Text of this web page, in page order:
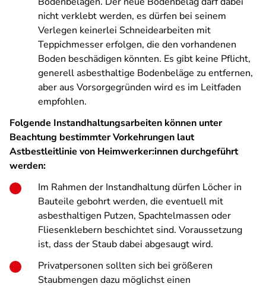
nicht verklebt werden, es dürfen bei seinem
Verlegen keinerlei Schneidearbeiten mit
Teppichmesser erfolgen, die den vorhandenen
Boden beschädigen könnten. Es gibt keine Pflicht,
generell asbesthaltige Bodenbeläge zu entfernen,
aber aus Vorsorgegründen wird es im Leitfaden
empfohlen.
Folgende Instandhaltungsarbeiten können unter
Beachtung bestimmter Vorkehrungen laut
Astbestleitlinie von Heimwerker:innen durchgeführt
werden:
Im Rahmen der Instandhaltung dürfen Löcher in
Bauteile gebohrt werden, die eventuell mit
asbesthaltigen Putzen, Spachtelmassen oder
Fliesenklebern beschichtet sind. Voraussetzung
ist, dass der Staub dabei abgesaugt wird.
Privatpersonen sollten sich bei größeren
Staubmengen dazu möglichst einen